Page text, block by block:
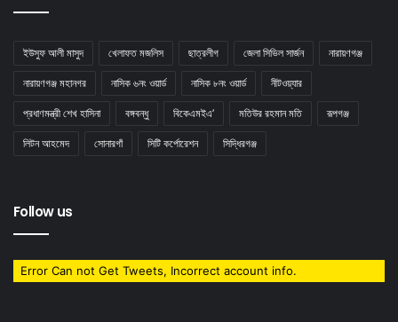
ইউসুফ আলী মাসুদ খেলাফত মজলিস ছাত্রলীগ জেলা সিভিল সার্জন নারায়ণগঞ্জ
নারায়ণগঞ্জ মহানগর নাসিক ৬নং ওয়ার্ড নাসিক ৮নং ওয়ার্ড নীটওয়্যার
প্রধাণমন্ত্রী শেখ হাসিনা বঙ্গবন্ধু বিকেএমইএ’ মতিউর রহমান মতি রূপগঞ্জ
লিটন আহমেদ সােনারগাঁ সিটি কর্পোরেশন সিদ্ধিরগঞ্জ
Follow us
Error Can not Get Tweets, Incorrect account info.